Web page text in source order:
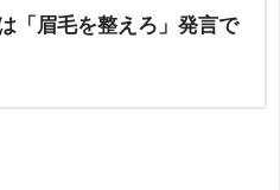
「眉毛を整えろ」発言で